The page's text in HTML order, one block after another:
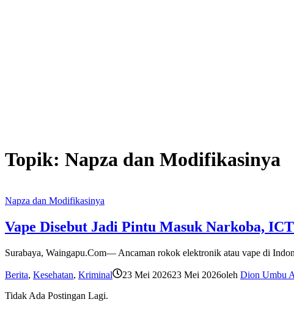
Topik: Napza dan Modifikasinya
Napza dan Modifikasinya
Vape Disebut Jadi Pintu Masuk Narkoba,
Surabaya, Waingapu.Com— Ancaman rokok elektronik atau vape di
Berita, Kesehatan, Kriminal 23 Mei 202623 Mei 2026oleh Dion Umbu
Tidak Ada Postingan Lagi.